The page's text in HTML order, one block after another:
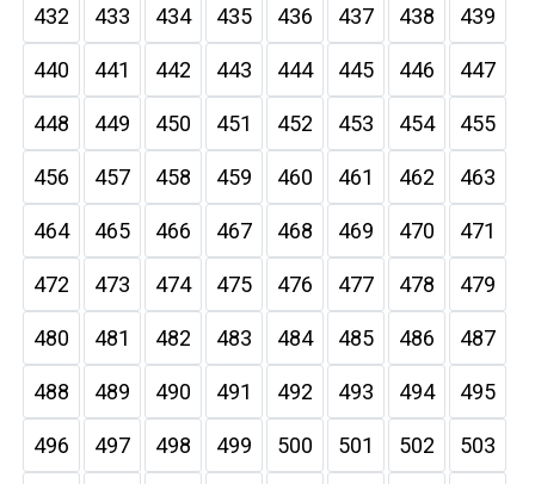
432 433 434 435 436 437 438 439
440 441 442 443 444 445 446 447
448 449 450 451 452 453 454 455
456 457 458 459 460 461 462 463
464 465 466 467 468 469 470 471
472 473 474 475 476 477 478 479
480 481 482 483 484 485 486 487
488 489 490 491 492 493 494 495
496 497 498 499 500 501 502 503